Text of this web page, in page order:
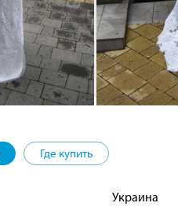
Где купить
Украина